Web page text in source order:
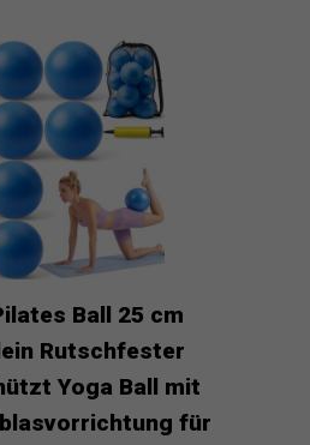
Ball 25 cm
Rutschfester
Yoga Ball mit
für